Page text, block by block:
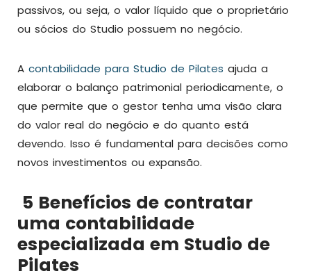
passivos, ou seja, o valor líquido que o proprietário
ou sócios do Studio possuem no negócio.
A contabilidade para Studio de Pilates ajuda a
elaborar o balanço patrimonial periodicamente, o
que permite que o gestor tenha uma visão clara
do valor real do negócio e do quanto está
devendo. Isso é fundamental para decisões como
novos investimentos ou expansão.
5 Benefícios de contratar
uma contabilidade
especializada em Studio de
Pilates